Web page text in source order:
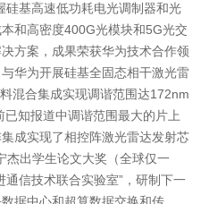
硅基高速低功耗电光调制器和光
和高密度400G光模块和5G光交
方案，成果荣获华为技术合作领
华为开展硅基全固态相干激光雷
混合集成实现调谐范围达172nm
知报道中调谐范围最大的片上
成实现了相控阵激光雷达发射芯
杰出学生论文大奖（全球仅一
信技术联合实验室”，研制下一